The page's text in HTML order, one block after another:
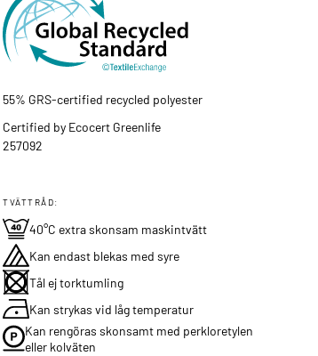
55% GRS-certified recycled polyester
Certified by Ecocert Greenlife
257092
TVÄTTRÅD:
40°C extra skonsam maskintvätt
Kan endast blekas med syre
Tål ej torktumling
Kan strykas vid låg temperatur
Kan rengöras skonsamt med perkloretylen
eller kolväten